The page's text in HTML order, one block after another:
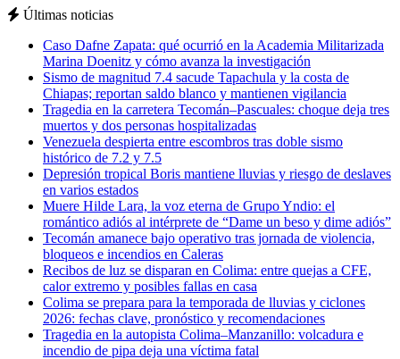
Últimas noticias
Caso Dafne Zapata: qué ocurrió en la Academia Militarizada
Marina Doenitz y cómo avanza la investigación
Sismo de magnitud 7.4 sacude Tapachula y la costa de
Chiapas; reportan saldo blanco y mantienen vigilancia
Tragedia en la carretera Tecomán–Pascuales: choque deja tres
muertos y dos personas hospitalizadas
Venezuela despierta entre escombros tras doble sismo
histórico de 7.2 y 7.5
Depresión tropical Boris mantiene lluvias y riesgo de deslaves
en varios estados
Muere Hilde Lara, la voz eterna de Grupo Yndio: el
romántico adiós al intérprete de “Dame un beso y dime adiós”
Tecomán amanece bajo operativo tras jornada de violencia,
bloqueos e incendios en Caleras
Recibos de luz se disparan en Colima: entre quejas a CFE,
calor extremo y posibles fallas en casa
Colima se prepara para la temporada de lluvias y ciclones
2026: fechas clave, pronóstico y recomendaciones
Tragedia en la autopista Colima–Manzanillo: volcadura e
incendio de pipa deja una víctima fatal